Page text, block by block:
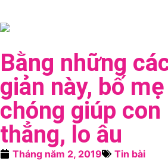
Bằng những
giản này, bố
chóng giúp con
thẳng, lo âu
Tháng năm 2, 2019 Tin bài